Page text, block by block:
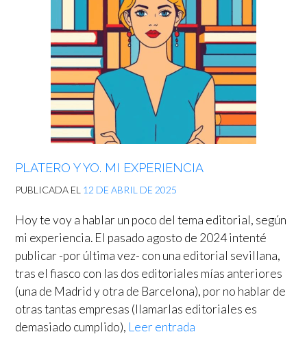
PLATERO Y YO. MI EXPERIENCIA
PUBLICADA EL 12 DE ABRIL DE 2025
Hoy te voy a hablar un poco del tema editorial, según
mi experiencia. El pasado agosto de 2024 intenté
publicar -por última vez- con una editorial sevillana,
tras el fiasco con las dos editoriales mías anteriores
(una de Madrid y otra de Barcelona), por no hablar de
otras tantas empresas (llamarlas editoriales es
demasiado cumplido), Leer entrada